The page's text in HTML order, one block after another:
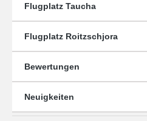
Flugplatz Taucha
Flugplatz Roitzschjora
Bewertungen
Neuigkeiten